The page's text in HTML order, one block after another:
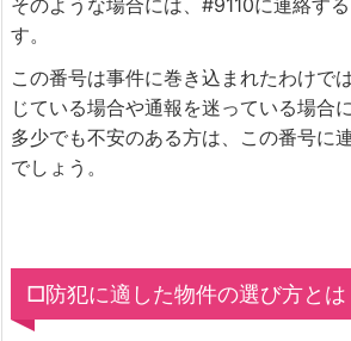
す。
この番号は事件に巻き込まれたわけで
じている場合や通報を迷っている場合
多少でも不安のある方は、この番号に
でしょう。
□防犯に適した物件の選び方とは